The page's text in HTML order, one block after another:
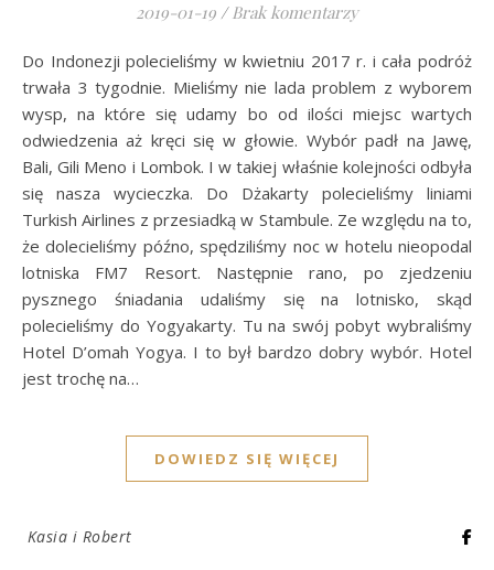
2019-01-19 / Brak komentarzy
Do Indonezji polecieliśmy w kwietniu 2017 r. i cała podróż
trwała 3 tygodnie. Mieliśmy nie lada problem z wyborem
wysp, na które się udamy bo od ilości miejsc wartych
odwiedzenia aż kręci się w głowie. Wybór padł na Jawę,
Bali, Gili Meno i Lombok. I w takiej właśnie kolejności odbyła
się nasza wycieczka. Do Dżakarty polecieliśmy liniami
Turkish Airlines z przesiadką w Stambule. Ze względu na to,
że dolecieliśmy późno, spędziliśmy noc w hotelu nieopodal
lotniska FM7 Resort. Następnie rano, po zjedzeniu
pysznego śniadania udaliśmy się na lotnisko, skąd
polecieliśmy do Yogyakarty. Tu na swój pobyt wybraliśmy
Hotel D’omah Yogya. I to był bardzo dobry wybór. Hotel
jest trochę na…
DOWIEDZ SIĘ WIĘCEJ
Kasia i Robert